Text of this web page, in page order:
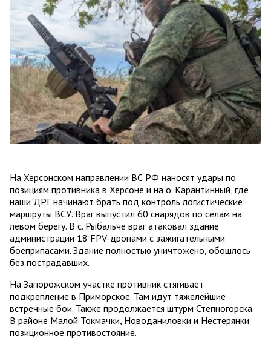
На Херсонском направлении ВС РФ наносят удары по
позициям противника в Херсоне и на о. Карантинный, где
наши ДРГ начинают брать под контроль логистические
маршруты ВСУ. Враг выпустил 60 снарядов по сёлам на
левом берегу. В с. Рыбальче враг атаковал здание
администрации 18 FPV-дронами с зажигательными
боеприпасами. Здание полностью уничтожено, обошлось
без пострадавших.
На Запорожском участке противник стягивает
подкрепление в Приморское. Там идут тяжелейшие
встречные бои. Также продолжается штурм Степногорска.
В районе Малой Токмачки, Новоданиловки и Нестерянки
позиционное противостояние.